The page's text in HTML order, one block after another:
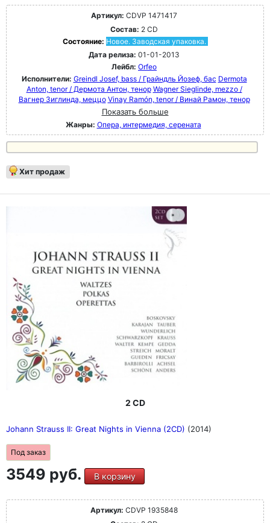
Артикул: CDVP 1471417
Состав: 2 CD
Состояние: Новое. Заводская упаковка.
Дата релиза: 01-01-2013
Лейбл: Orfeo
Исполнители: Greindl Josef, bass / Грайндль Йозеф, бас Dermota
Anton, tenor / Дермота Антон, тенор Wagner Sieglinde, mezzo /
Вагнер Зиглинда, меццо Vinay Ramón, tenor / Винай Рамон, тенор
Показать больше
Жанры: Опера, интермедия, серената
Хит продаж
2 CD
Johann Strauss II: Great Nights in Vienna (2CD) (2014)
Под заказ
3549 руб. В корзину
Артикул: CDVP 1935848